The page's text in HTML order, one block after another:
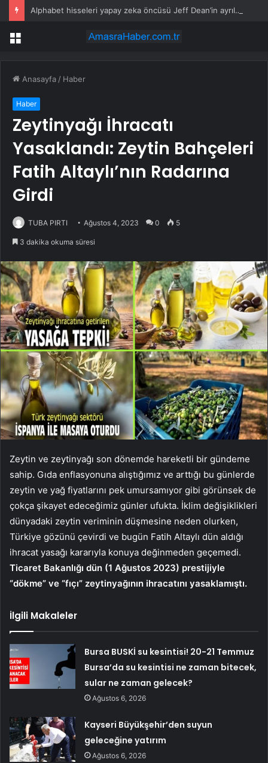
Alphabet hisseleri yapay zeka öncüsü Jeff Dean’in ayrılmasıyla %5 düştü
Menü
Anasayfa / Haber
Haber
Zeytinyağı İhracatı
Yasaklandı: Zeytin Bahçeleri
Fatih Altaylı’nın Radarına
Girdi
TUBA PIRTI Ağustos 4, 2023 0 5
3 dakika okuma süresi
Zeytin ve zeytinyağı son dönemde hareketli bir gündeme
sahip. Gıda enflasyonuna alıştığımız ve arttığı bu günlerde
zeytin ve yağ fiyatlarını pek umursamıyor gibi görünsek de
çokça şikayet edeceğimiz günler ufukta. İklim değişiklikleri
dünyadaki zeytin veriminin düşmesine neden olurken,
Türkiye gözünü çevirdi ve bugün Fatih Altaylı dün aldığı
ihracat yasağı kararıyla konuya değinmeden geçemedi.
Ticaret Bakanlığı dün (1 Ağustos 2023) prestijiyle
“dökme” ve “fıçı” zeytinyağının ihracatını yasaklamıştı.
İlgili Makaleler
Bursa BUSKİ su kesintisi! 20-21 Temmuz
Bursa’da su kesintisi ne zaman bitecek,
sular ne zaman gelecek?
Ağustos 6, 2026
Kayseri Büyükşehir’den suyun
geleceğine yatırım
Ağustos 6, 2026